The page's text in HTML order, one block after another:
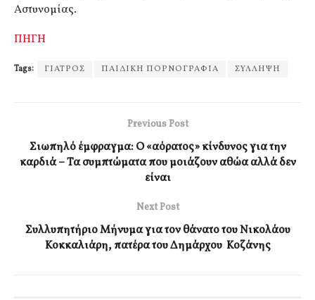
Αστυνομίας.
ΠΗΓΗ
Tags: ΓΙΑΤΡΟΣ ΠΑΙΔΙΚΗ ΠΟΡΝΟΓΡΑΦΙΑ ΣΥΛΛΗΨΗ
Previous Post
Σιωπηλό έμφραγμα: Ο «αόρατος» κίνδυνος για την
καρδιά – Τα συμπτώματα που μοιάζουν αθώα αλλά δεν
είναι
Next Post
Συλλυπητήριο Μήνυμα για τον θάνατο του Νικολάου
Κοκκαλιάρη, πατέρα του Δημάρχου Κοζάνης